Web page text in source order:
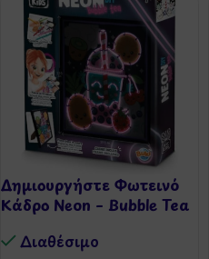
Δημιουργήστε Φωτεινό
Κάδρο Neon – Bubble Tea
Διαθέσιμo